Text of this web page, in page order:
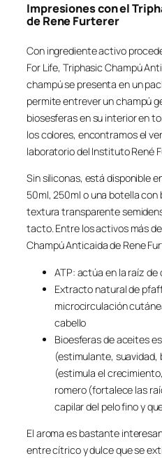
Impresiones con el
de Rene Furterer
Con ingrediente activo
For Life, Triphasic Champú
champú se presenta en un
permite entrever un champú
biosesferas en su interior en
los colores, encontramos el
laboratorio del Instituto René
Sin siliconas, está disponible
50ml, 250ml o una botella
textura transparente
tacto. Entre los activos más
Champú Anticaida de Rene
ATP: actúa en la raíz
Extracto natural de
microcirculación
cabello
Bioesferas de aceites
(estimulante, suavidad,
(estimula el
romero (fortalece las
capilar del pelo fino y
El aroma es bastante
entre cítrico y dulce que se